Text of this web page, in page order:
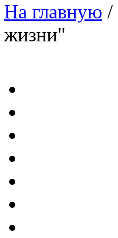
На главную /
жизни"